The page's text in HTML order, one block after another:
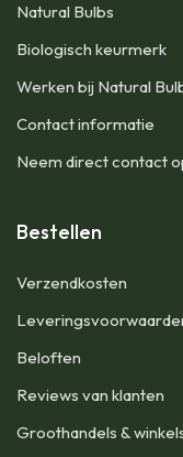
Natural Bulbs
Biologisch keurmerk
Werken bij Natural
Contact informatie
Neem direct contact
Bestellen
Verzendkosten
Beloften
Reviews van klanten
Groothandels &